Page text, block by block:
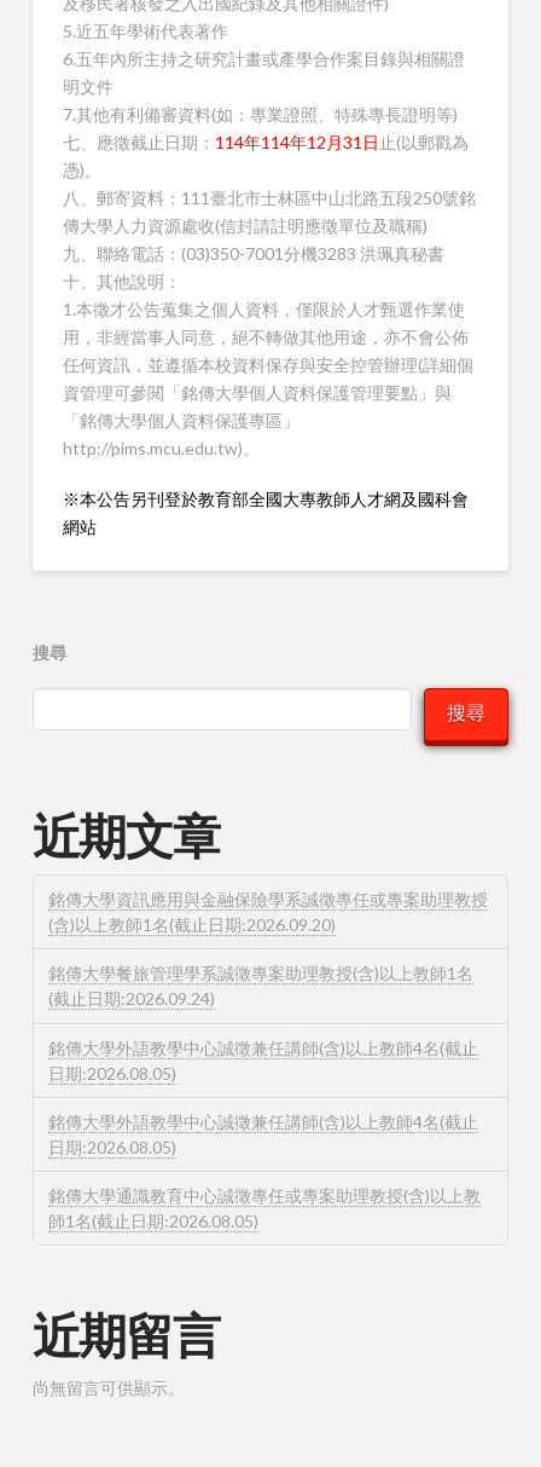
5.近五年學術代表著作
6.五年內所主持之研究計畫或產學合作案目錄與相關證
明文件
7.其他有利備審資料(如：專業證照、特殊專長證明等)
七、應徵截止日期： 114年114年12月31日 止(以郵戳為
憑)。
八、郵寄資料：111臺北市士林區中山北路五段250號銘
傳大學人力資源處收(信封請註明應徵單位及職稱)
九、聯絡電話：(03)350-7001分機3283 洪珮真秘書
十、其他說明：
1.本徵才公告蒐集之個人資料，僅限於人才甄選作業使
用，非經當事人同意，絕不轉做其他用途，亦不會公佈
任何資訊，並遵循本校資料保存與安全控管辦理(詳細個
資管理可參閱「銘傳大學個人資料保護管理要點」與
「銘傳大學個人資料保護專區」
http://pims.mcu.edu.tw)。
※本公告另刊登於教育部全國大專教師人才網及國科會
網站
搜尋
搜尋
近期文章
銘傳大學資訊應用與金融保險學系誠徵專任或專案助理教授
(含)以上教師1名(截止日期:2026.09.20)
銘傳大學餐旅管理學系誠徵專案助理教授(含)以上教師1名
(截止日期:2026.09.24)
銘傳大學外語教學中心誠徵兼任講師(含)以上教師4名(截止
日期:2026.08.05)
銘傳大學外語教學中心誠徵兼任講師(含)以上教師4名(截止
日期:2026.08.05)
銘傳大學通識教育中心誠徵專任或專案助理教授(含)以上教
師1名(截止日期:2026.08.05)
近期留言
尚無留言可供顯示。